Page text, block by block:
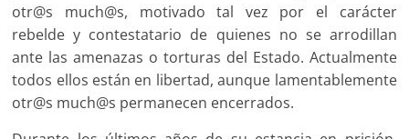
otr@s much@s, motivado tal vez por el carácter
rebelde y contestatario de quienes no se arrodillan
ante las amenazas o torturas del Estado. Actualmente
todos ellos están en libertad, aunque lamentablemente
otr@s much@s permanecen encerrados.